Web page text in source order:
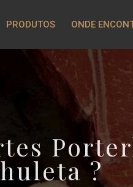
PRODUTOS ONDE
?